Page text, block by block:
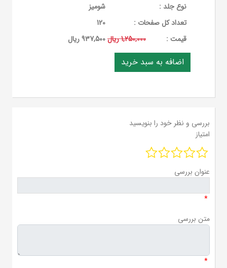
نوع جلد :
شومیز
تعداد کل صفحات :
120
قيمت :
1,250,000 ریال 937,500 ریال
بررسی و نظر خود را بنویسید
امتیاز
عنوان بررسی
*
متن بررسی
*